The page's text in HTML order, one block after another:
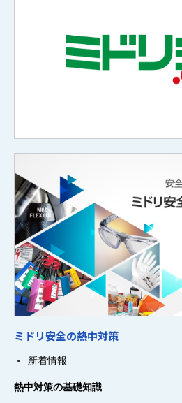
ミドリ安全の熱中対策
新着情報
熱中対策の基礎知識